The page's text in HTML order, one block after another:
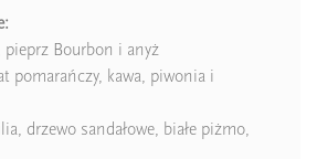
pieprz Bourbon i anyż
pomarańczy, kawa, piwonia i
drzewo sandałowe, białe piżmo,